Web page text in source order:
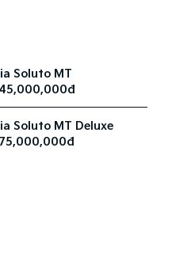
Soluto MT
Soluto MT Deluxe